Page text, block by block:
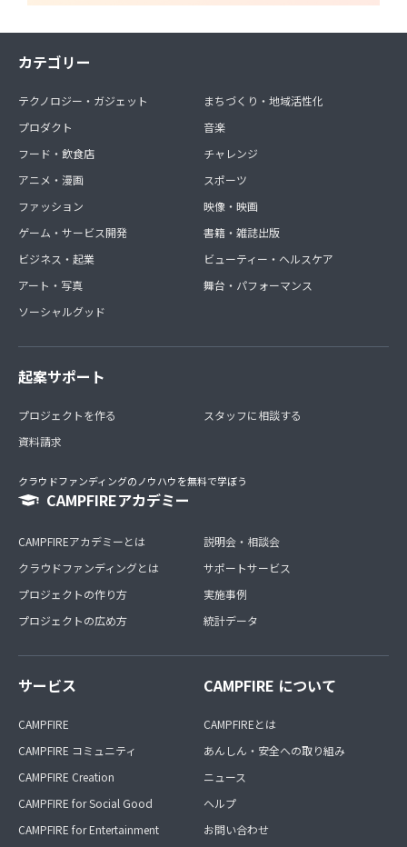
カテゴリー
テクノロジー・ガジェット
プロダクト
フード・飲食店
アニメ・漫画
ファッション
ゲーム・サービス開発
ビジネス・起業
アート・写真
ソーシャルグッド
まちづくり・地域活性化
音楽
チャレンジ
スポーツ
映像・映画
書籍・雑誌出版
ビューティー・ヘルスケア
舞台・パフォーマンス
起案サポート
プロジェクトを作る
資料請求
スタッフに相談する
クラウドファンディングのノウハウを無料で学ぼう
CAMPFIREアカデミー
CAMPFIREアカデミーとは
クラウドファンディングとは
プロジェクトの作り方
プロジェクトの広め方
説明会・相談会
サポートサービス
実施事例
統計データ
サービス
CAMPFIRE
CAMPFIRE コミュニティ
CAMPFIRE Creation
CAMPFIRE for Social Good
CAMPFIRE for Entertainment
CAMPFIRE について
CAMPFIREとは
あんしん・安全への取り組み
ニュース
ヘルプ
お問い合わせ